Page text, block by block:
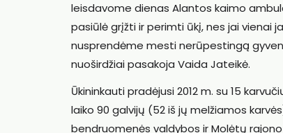
leisdavome dienas Alantos kaimo
pasiūlė grįžti ir perimti ūkį, nes jai vienai
nusprendėme mesti nerūpestingą
nuoširdžiai pasakoja Vaida Jateikė.
Ūkininkauti pradėjusi 2012 m. su 15
laiko 90 galvijų (52 iš jų melžiamos
bendruomenės valdybos ir Molėtų